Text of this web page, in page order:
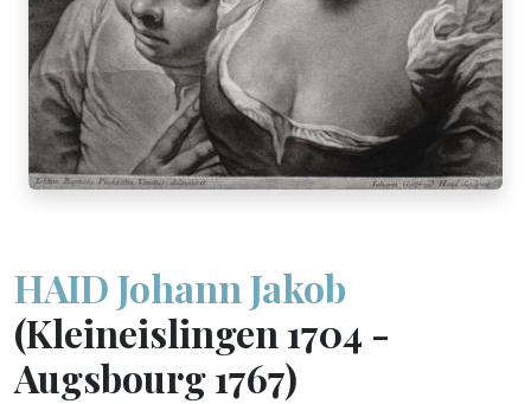
HAID Johann Jakob
(Kleineislingen 1704 -
Augsbourg 1767)